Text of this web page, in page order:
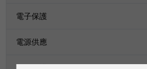
電子保護
電源供應